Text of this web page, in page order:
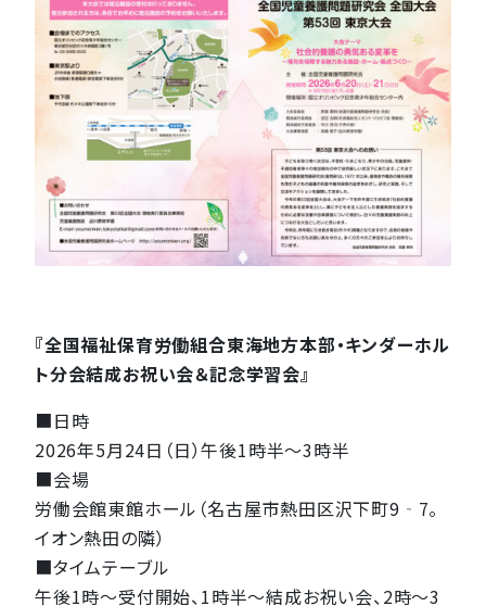
『全国福祉保育労働組合東海地方本部・キンダーホル
ト分会結成お祝い会＆記念学習会』
■日時
2026年5月24日（日）午後1時半～3時半
■会場
労働会館東館ホール（名古屋市熱田区沢下町9‐7。
イオン熱田の隣）
■タイムテーブル
午後1時～受付開始、1時半～結成お祝い会、2時～3